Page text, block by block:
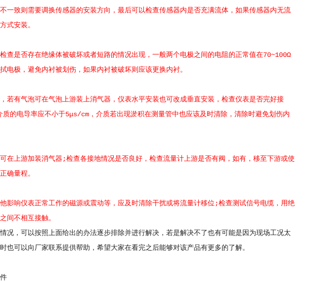
一致则需要调换传感器的安装方向，最后可以检查传感器内是否充满流体，如果传感器内无流
式安装。
是否存在绝缘体被破坏或者短路的情况出现，一般两个电极之间的电阻的正常值在70~100Ω
极，避免内衬被划伤，如果内衬被破坏则应该更换内衬。
有气泡可在气泡上游装上消气器，仪表水平安装也可改成垂直安装，检查仪表是否完好接
的电导率应不小于5μs/cm，介质若出现淤积在测量管中也应该及时清除，清除时避免划伤内
上游加装消气器;检查各接地情况是否良好，检查流量计上游是否有阀，如有，移至下游或使
确量程。
响仪表正常工作的磁源或震动等，应及时清除干扰或将流量计移位;检查测试信号电缆，用绝
间不相互接触。
，可以按照上面给出的办法逐步排除并进行解决，若是解决不了也有可能是因为现场工况太
可以向厂家联系提供帮助，希望大家在看完之后能够对该产品有更多的了解。